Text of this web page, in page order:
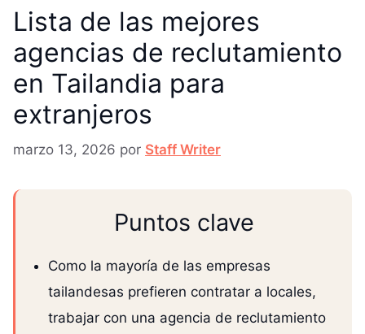
Lista de las mejores
agencias de reclutamiento
en Tailandia para
extranjeros
marzo 13, 2026 por Staff Writer
Puntos clave
Como la mayoría de las empresas
tailandesas prefieren contratar a locales,
trabajar con una agencia de reclutamiento